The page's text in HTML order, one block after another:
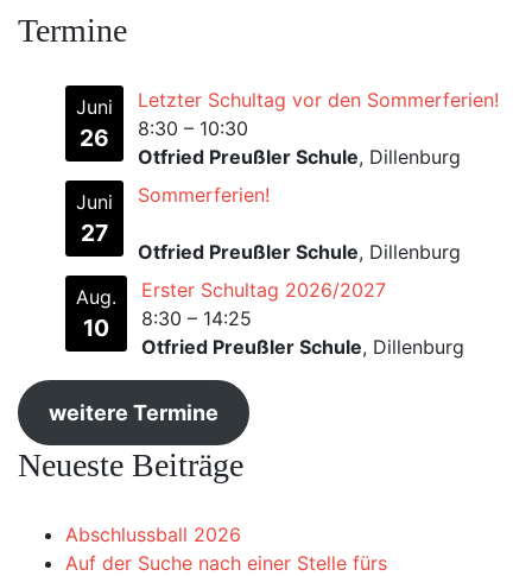
Termine
Juni
26
Letzter Schultag vor den Sommerferien!
8:30 – 10:30
Otfried Preußler Schule, Dillenburg
Juni
27
Sommerferien!
Otfried Preußler Schule, Dillenburg
Aug.
10
Erster Schultag 2026/2027
8:30 – 14:25
Otfried Preußler Schule, Dillenburg
weitere Termine
Neueste Beiträge
Abschlussball 2026
Auf der Suche nach einer Stelle fürs